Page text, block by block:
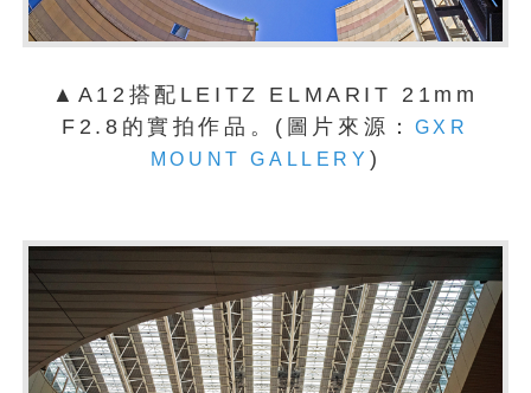
▲A12搭配LEITZ ELMARIT 21mm
F2.8的實拍作品。(圖片來源： GXR
MOUNT GALLERY )